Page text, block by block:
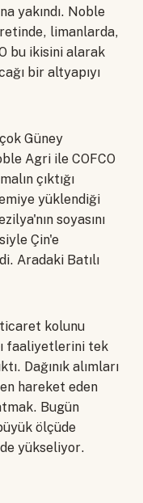
yakındı. Noble
limanlarda,
bu ikisini alarak
bir altyapıyı
Güney
Agri ile COFCO
çıktığı
yüklendiği
soyasını
Çin'e
Aradaki Batılı
ticaret kolunu
faaliyetlerini tek
Dağınık alımları
hareket eden
Bugün
ölçüde
yükseliyor.